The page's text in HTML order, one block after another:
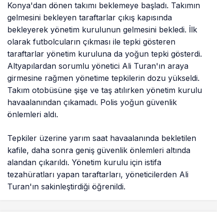
Konya'dan dönen takımı beklemeye başladı. Takımın
gelmesini bekleyen taraftarlar çıkış kapısında
bekleyerek yönetim kurulunun gelmesini bekledi. İlk
olarak futbolcuların çıkması ile tepki gösteren
taraftarlar yönetim kuruluna da yoğun tepki gösterdi.
Altyapılardan sorumlu yönetici Ali Turan'ın araya
girmesine rağmen yönetime tepkilerin dozu yükseldi.
Takım otobüsüne şişe ve taş atılırken yönetim kurulu
havaalanından çıkamadı. Polis yoğun güvenlik
önlemleri aldı.
Tepkiler üzerine yarım saat havaalanında bekletilen
kafile, daha sonra geniş güvenlik önlemleri altında
alandan çıkarıldı. Yönetim kurulu için istifa
tezahüratları yapan taraftarları, yöneticilerden Ali
Turan'ın sakinleştirdiği öğrenildi.